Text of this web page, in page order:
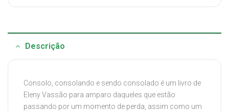
Descrição
Consolo, consolando e sendo consolado é um livro de
Eleny Vassão para amparo daqueles que estão
passando por um momento de perda, assim como um